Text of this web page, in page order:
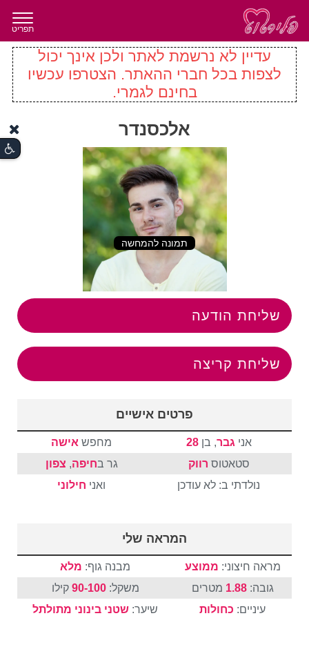
תפריט
עדיין לא נרשמת לאתר ולכן אינך יכול
לצפות בכל חברי ההאתר. הצטרפו עכשיו
בחינם לגמרי.
אלכסנדר
תמונה להמחשה
שליחת הודעה
שליחת קריצה
פרטים אישיים
אני גבר, בן28 מחפש אישה
סטאטוס רווק גר בחיפה, צפון
נולדתי ב: לא עודכן
ואני חילוני
המראה שלי
מראה חיצוני: ממוצע מבנה גוף: מלא
גובה:1.88 מטרים משקל:90-100 קילו
עיניים: כחולות שיער: שטני בינוני מתולתל